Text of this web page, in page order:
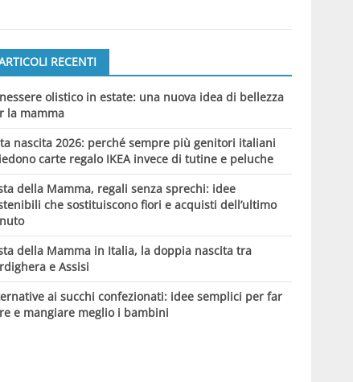
RECENTI
olistico in estate: una nuova idea di bellezza
la mamma
nascita 2026: perché sempre più genitori italiani
carte regalo IKEA invece di tutine e peluche
della Mamma, regali senza sprechi: idee
che sostituiscono fiori e acquisti dell’ultimo
della Mamma in Italia, la doppia nascita tra
e Assisi
ai succhi confezionati: idee semplici per far
e mangiare meglio i bambini